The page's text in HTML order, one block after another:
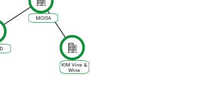
MOISA
KIM Vine &
Wine
Sciences